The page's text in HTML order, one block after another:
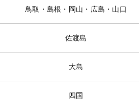
鳥取・島根・岡山・広島・山口
佐渡島
大島
四国